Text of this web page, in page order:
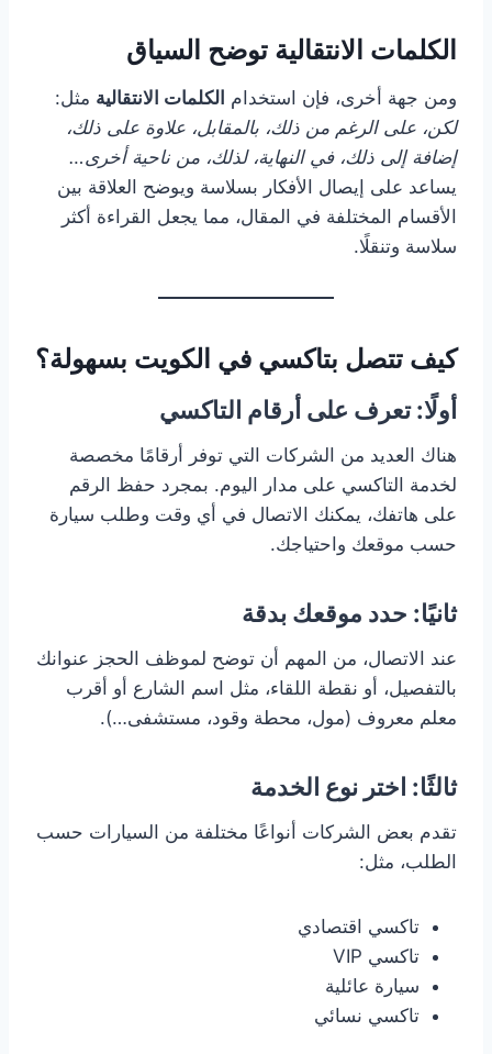
الكلمات الانتقالية توضح السياق
ومن جهة أخرى، فإن استخدام الكلمات الانتقالية مثل:
لكن، على الرغم من ذلك، بالمقابل، علاوة على ذلك،
إضافة إلى ذلك، في النهاية، لذلك، من ناحية أخرى…
يساعد على إيصال الأفكار بسلاسة ويوضح العلاقة بين
الأقسام المختلفة في المقال، مما يجعل القراءة أكثر
سلاسة وتنقلًا.
كيف تتصل بتاكسي في الكويت بسهولة؟
أولًا: تعرف على أرقام التاكسي
هناك العديد من الشركات التي توفر أرقامًا مخصصة
لخدمة التاكسي على مدار اليوم. بمجرد حفظ الرقم
على هاتفك، يمكنك الاتصال في أي وقت وطلب سيارة
حسب موقعك واحتياجك.
ثانيًا: حدد موقعك بدقة
عند الاتصال، من المهم أن توضح لموظف الحجز عنوانك
بالتفصيل، أو نقطة اللقاء، مثل اسم الشارع أو أقرب
معلم معروف (مول، محطة وقود، مستشفى…).
ثالثًا: اختر نوع الخدمة
تقدم بعض الشركات أنواعًا مختلفة من السيارات حسب
الطلب، مثل:
تاكسي اقتصادي
تاكسي VIP
سيارة عائلية
تاكسي نسائي